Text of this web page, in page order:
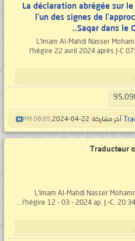
La déclaration abrégée sur
l'un des signes de
Saqar dans le
L'Imam Al-Mahdi Nasser
l'hégire 22 avril 2024 après J-C
آخر مشاركة: 22-04-2024, 08:05 PM
Traducteur
L'Imam Al-Mahdi Nasser
l'hégire 12 - 03 - 2024 ap. J.-C.